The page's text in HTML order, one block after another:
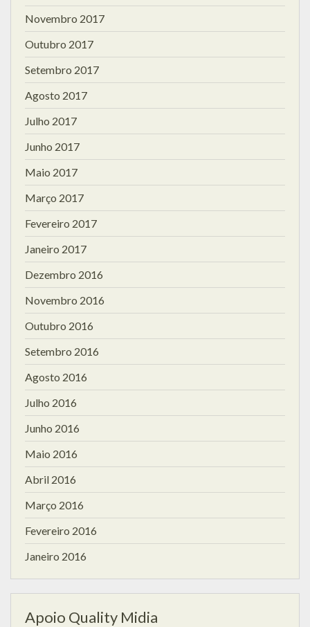
Novembro 2017
Outubro 2017
Setembro 2017
Agosto 2017
Julho 2017
Junho 2017
Maio 2017
Março 2017
Fevereiro 2017
Janeiro 2017
Dezembro 2016
Novembro 2016
Outubro 2016
Setembro 2016
Agosto 2016
Julho 2016
Junho 2016
Maio 2016
Abril 2016
Março 2016
Fevereiro 2016
Janeiro 2016
Apoio Quality Midia